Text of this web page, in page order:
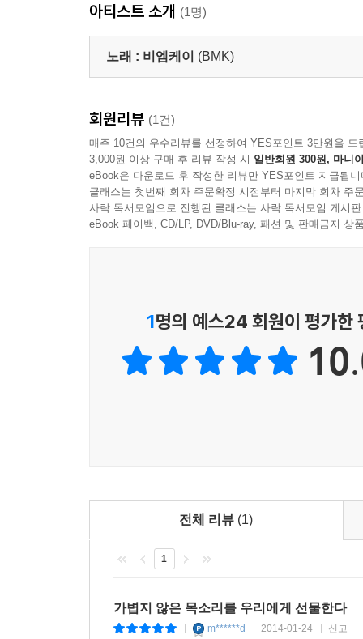
아티스트 소개 (1명)
노래 : 비엠케이 (BMK)
회원리뷰 (1건)
매주 10건의 우수리뷰를 선정하여 YES포인트 3만원을 드
3,000원 이상 구매 후 리뷰 작성 시 일반회원 300원, 마니
eBook은 다운로드 후 작성한 리뷰만 YES포인트 지급됩니
클래스는 첫번째 회차 주문확정 시점부터 마지막 회차 주
사락 독서모임으로 진행된 클래스는 사락 독서모임 게시
eBook 페이백, CD/LP, DVD/Blu-ray, 패션 및 판매금지 상
1명의 예스24 회원이 평가한
전체 리뷰 (1)
1
가볍지 않은 목소리를 우리에게 선물한다
m******d 2014-01-24 신고